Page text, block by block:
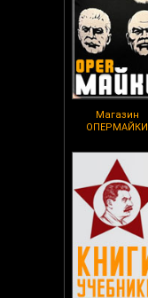
Магазин
ОПЕРМАЙКИ